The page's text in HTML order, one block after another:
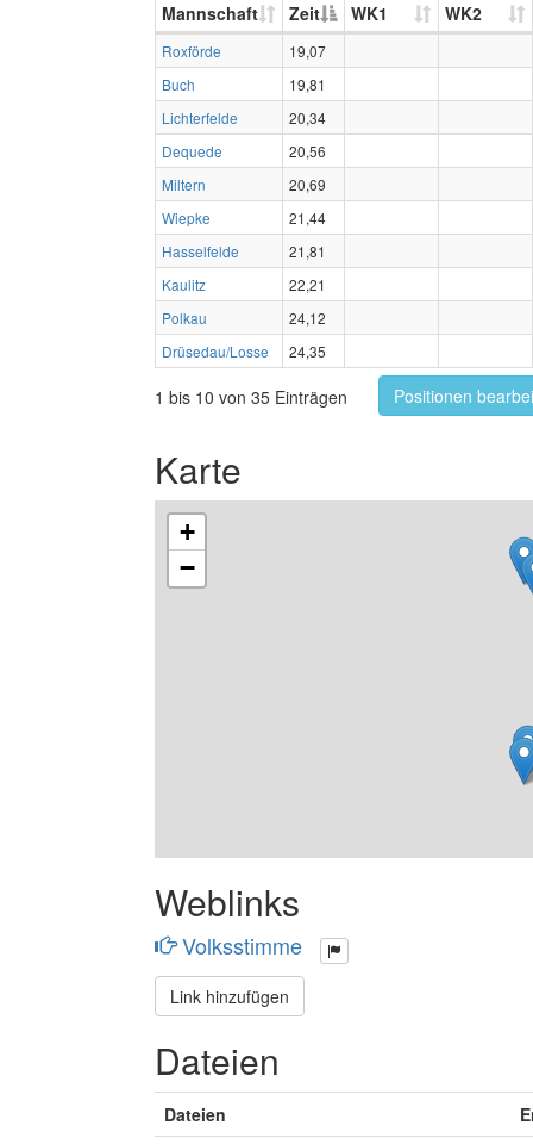
Mannschaft Zeit WK1 WK2
Roxförde
19,07
Buch
19,81
Lichterfelde
20,34
Dequede
20,56
Miltern
20,69
Wiepke
21,44
Hasselfelde
21,81
Kaulitz
22,21
Polkau
24,12
Drüsedau/Losse
24,35
1 bis 10 von 35 Einträgen Positionen
Karte
+
−
Weblinks
Volksstimme
Link hinzufügen
Dateien
Dateien